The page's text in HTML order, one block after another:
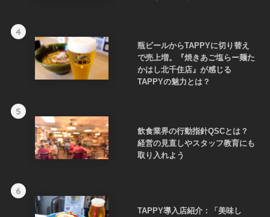
4
瓶ビールからTAPPYに切り替え
で売上増。『焼きあご塩らー麺た
かはし北千住店』が感じる
TAPPYの魅力とは？
5
飲食業界の行動指針QSCとは？
経営の見直しやスタッフ教育にも
取り入れよう
6
TAPPY導入店紹介：「美味し